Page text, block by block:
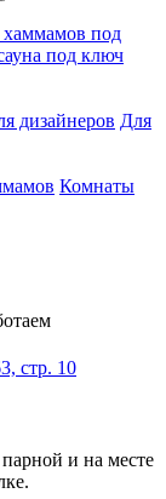
хаммамов под
под ключ
дизайнеров Для
Комнаты
стр. 10
и на месте